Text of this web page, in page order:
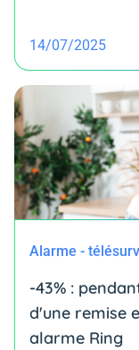
14/07/2025
Alarme -
-43% :
d'une remise
alarme Ring